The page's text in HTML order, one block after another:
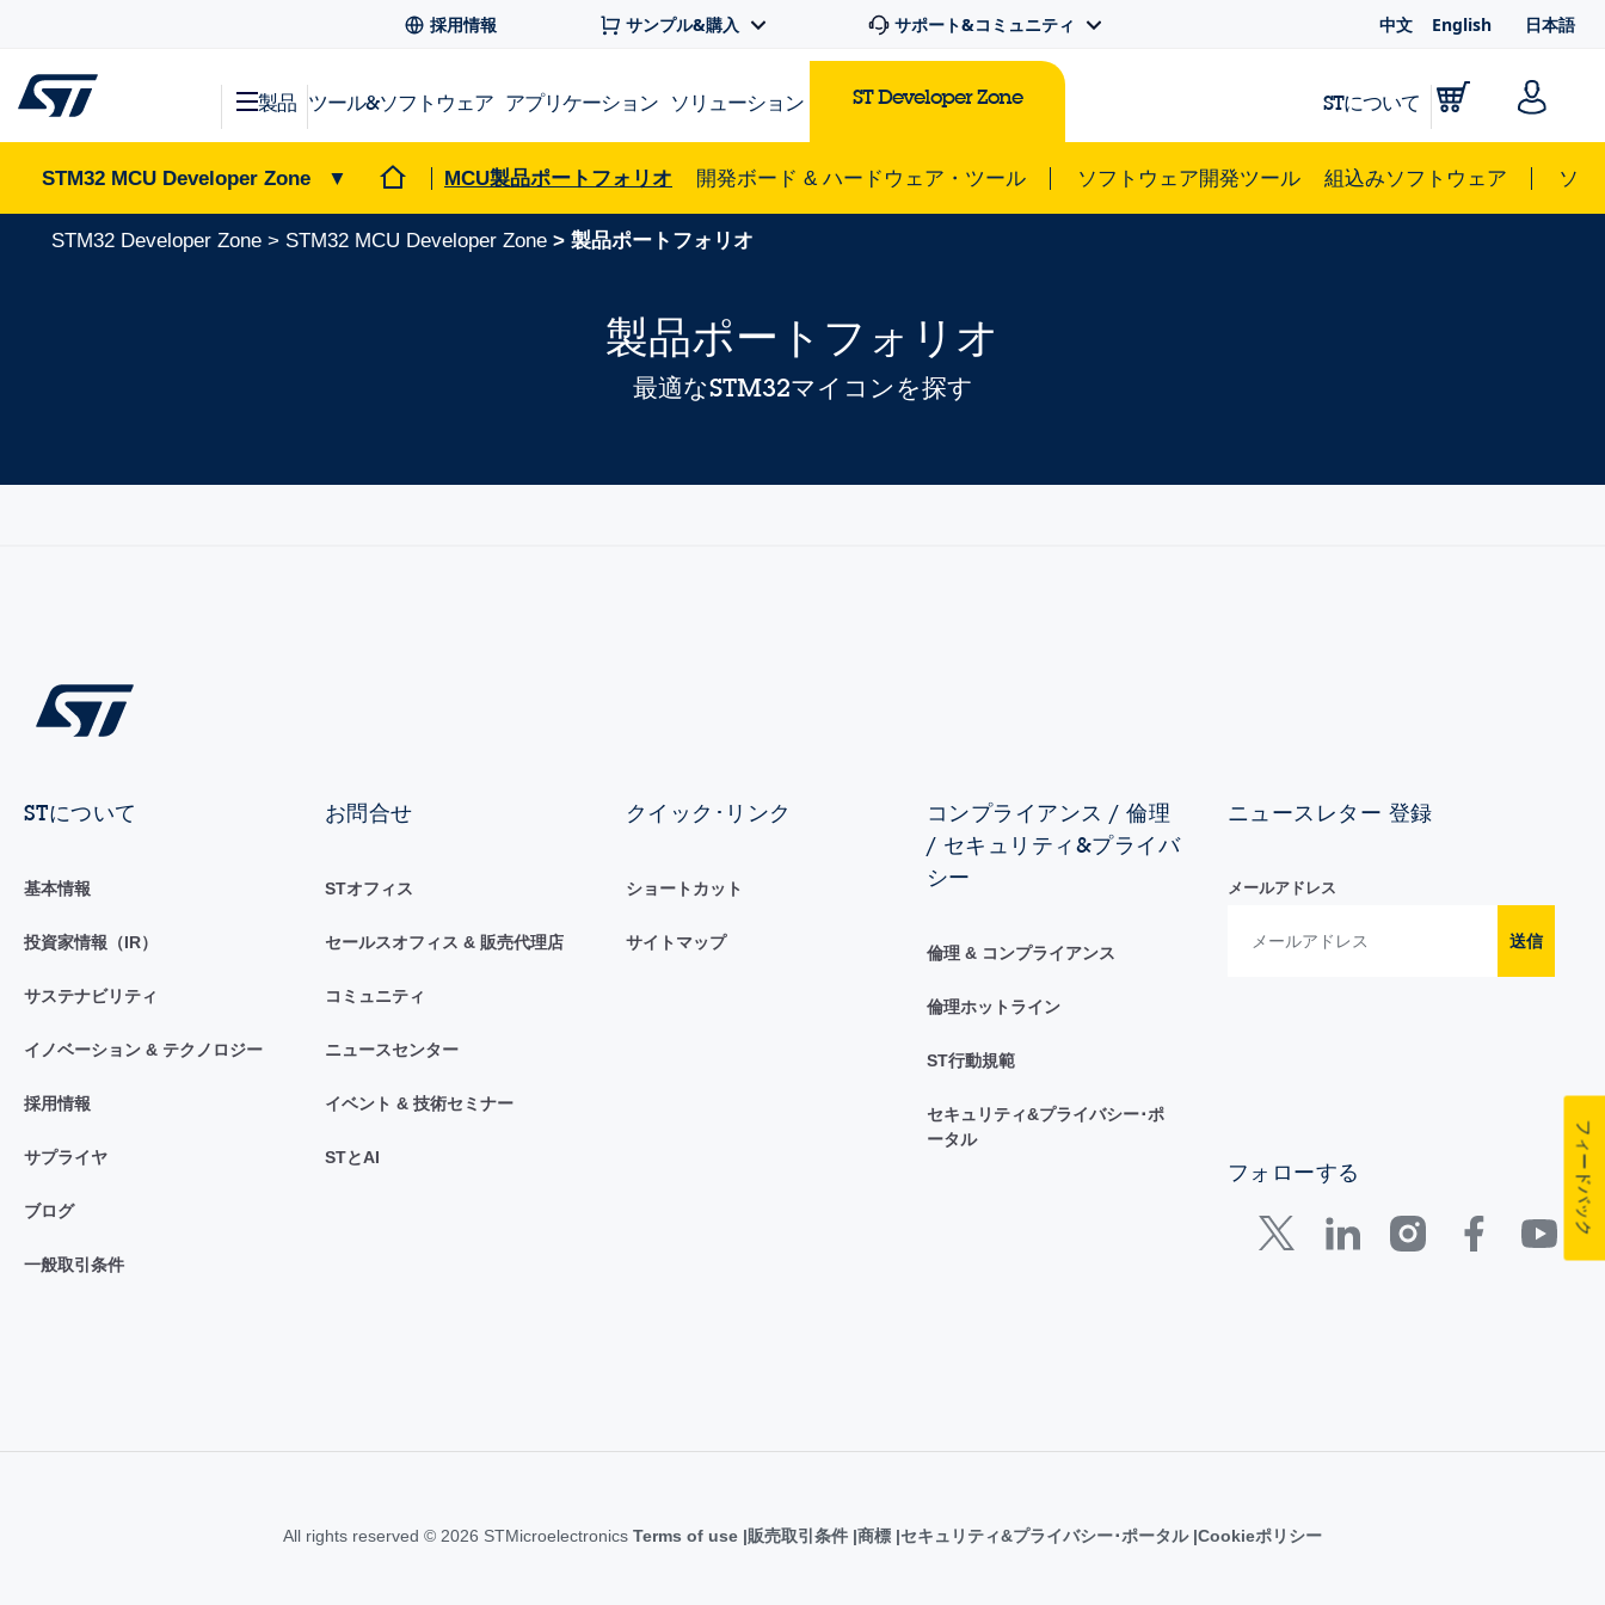
採用情報 サンプル&購入 サポート&コミュニティ 中文 English 日本語
製品 ツール&ソフトウェア アプリケーション ソリューション ST Developer Zone STについて
STM32 MCU Developer Zone ▼ MCU製品ポートフォリオ 開発ボード & ハードウェア・ツール ソフトウェア開発ツール 組込みソフトウェア ソ
STM32 Developer Zone > STM32 MCU Developer Zone > 製品ポートフォリオ
製品ポートフォリオ
最適なSTM32マイコンを探す
STについて
基本情報
投資家情報（IR）
サステナビリティ
イノベーション & テクノロジー
採用情報
サプライヤ
ブログ
一般取引条件
お問合せ
STオフィス
セールスオフィス & 販売代理店
コミュニティ
ニュースセンター
イベント & 技術セミナー
STとAI
クイック･リンク
ショートカット
サイトマップ
コンプライアンス / 倫理
/ セキュリティ&プライバ
シー
倫理 & コンプライアンス
倫理ホットライン
ST行動規範
セキュリティ&プライバシー･ポ
ータル
ニュースレター 登録
メールアドレス
送信
フォローする
All rights reserved © 2026 STMicroelectronics Terms of use 販売取引条件 商標 セキュリティ&プライバシー･ポータル Cookieポリシー
フィードバック